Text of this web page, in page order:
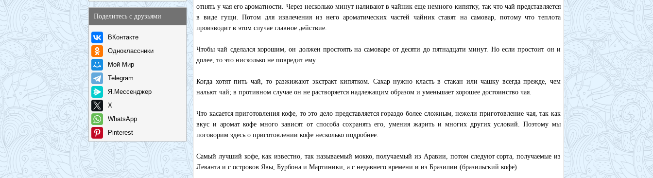
Поделитесь с друзьями
ВКонтакте
Одноклассники
Мой Мир
Telegram
Я.Мессенджер
X
WhatsApp
Pinterest
отнять у чая его ароматности. Через несколько минут наливают в чайник еще немного кипятку, так что чай представляется
в виде гущи. Потом для извлечения из него ароматических частей чайник ставят на самовар, потому что теплота
производит в этом случае главное действие.
Чтобы чай сделался хорошим, он должен простоять на самоваре от десяти до пятнадцати минут. Но если простоит он и
долее, то это нисколько не повредит ему.
Когда хотят пить чай, то разжижают экстракт кипятком. Сахар нужно класть в стакан или чашку всегда прежде, чем
нальют чай; в противном случае он не растворяется надлежащим образом и уменьшает хорошее достоинство чая.
Что касается приготовления кофе, то это дело представляется гораздо более сложным, нежели приготовление чая, так как
вкус и аромат кофе много зависят от способа сохранять его, умения жарить и многих других условий. Поэтому мы
поговорим здесь о приготовлении кофе несколько подробнее.
Самый лучший кофе, как известно, так называемый мокко, получаемый из Аравии, потом следуют сорта, получаемые из
Леванта и с островов Явы, Бурбона и Мартиники, а с недавнего времени и из Бразилии (бразильский кофе).